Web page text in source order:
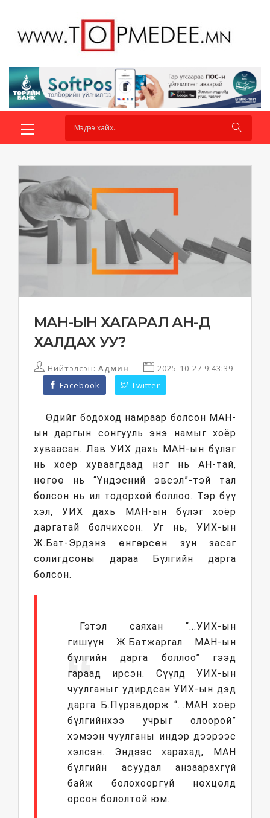
МАН-ЫН ХАГАРАЛ АН-Д
ХАЛДАХ УУ?
Нийтэлсэн: Админ
2025-10-27 9:43:39
Facebook
Twitter
Өдийг бодоход намраар болсон МАН-
ын даргын сонгууль энэ намыг хоёр
хуваасан. Лав УИХ дахь МАН-ын бүлэг
нь хоёр хуваагдаад нэг нь АН-тай,
нөгөө нь “Үндэсний эвсэл”-тэй тал
болсон нь ил тодорхой боллоо. Тэр бүү
хэл, УИХ дахь МАН-ын бүлэг хоёр
даргатай болчихсон. Уг нь, УИХ-ын
Ж.Бат-Эрдэнэ өнгөрсөн зун засаг
солигдсоны дараа Бүлгийн дарга
болсон.
Гэтэл саяхан “...УИХ-ын
гишүүн Ж.Батжаргал МАН-ын
бүлгийн дарга боллоо” гээд
гараад ирсэн. Сүүлд УИХ-ын
чуулганыг удирдсан УИХ-ын дэд
дарга Б.Пүрэвдорж “...МАН хоёр
бүлгийнхээ учрыг олоорой”
хэмээн чуулганы индэр дээрээс
хэлсэн. Эндээс харахад, МАН
бүлгийн асуудал анзаарахгүй
байж болохооргүй нөхцөлд
орсон бололтой юм.